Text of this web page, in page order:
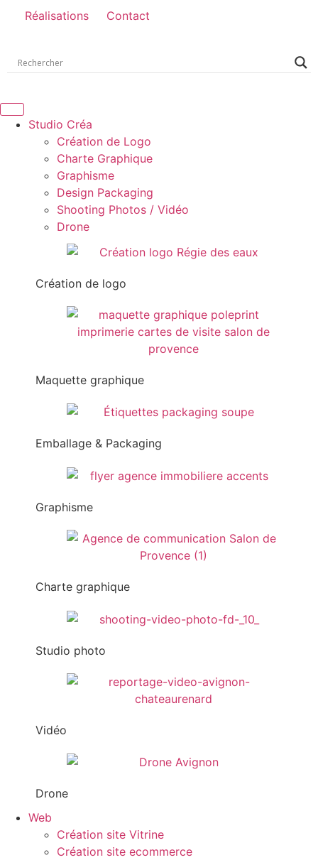
Réalisations Contact
Studio Créa
Création de Logo
Charte Graphique
Graphisme
Design Packaging
Shooting Photos / Vidéo
Drone
Création de logo
Maquette graphique
Emballage & Packaging
Graphisme
Charte graphique
Studio photo
Vidéo
Drone
Web
Création site Vitrine
Création site ecommerce